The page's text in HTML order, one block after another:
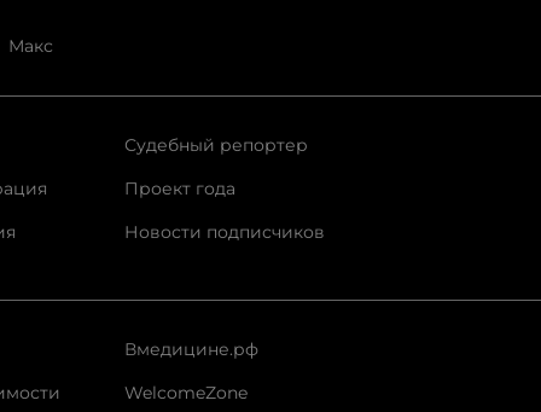
Макс
Судебный репортер
Проект года
Новости подписчиков
Вмедицине.рф
WelcomeZone